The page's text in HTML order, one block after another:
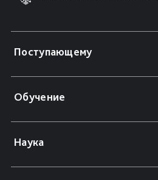
Поступающему
Обучение
Наука